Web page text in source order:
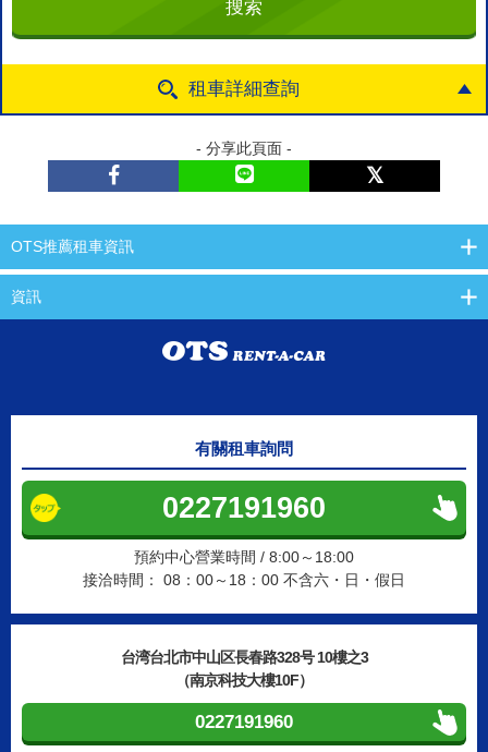
租車詳細查詢
- 分享此頁面 -
OTS推薦租車資訊
資訊
有關租車詢問
0227191960
預約中心營業時間 / 8:00～18:00
接洽時間： 08：00～18：00 不含六・日・假日
台湾台北市中山区長春路328号 10樓之3
（南京科技大樓10F）
0227191960